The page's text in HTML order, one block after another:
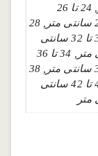
22 تا 24 سانتی متر, 24 تا 26
سانتی متر, 26 تا 28 سانتی متر, 28
تا 30 سانتی متر, 30 تا 32 سانتی
متر, 32 تا 34 سانتی متر, 34 تا 36
سانتی متر, 36 تا 38 سانتی متر, 38
تا 40 سانتی متر, 40 تا 42 سانتی